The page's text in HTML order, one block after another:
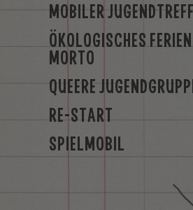
MOBILER
ÖKOLOGISCHES
MORTO
QUEERE
RE-START
SPIELMOBIL